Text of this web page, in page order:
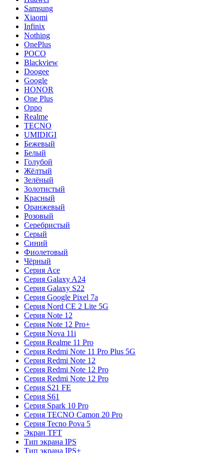
Samsung
Xiaomi
Infinix
Nothing
OnePlus
POCO
Blackview
Doogee
Google
HONOR
One Plus
Oppo
Realme
TECNO
UMIDIGI
Бежевый
Белый
Голубой
Жёлтый
Зелёный
Золотистый
Красный
Оранжевый
Розовый
Серебристый
Серый
Синий
Фиолетовый
Чёрный
Серия Ace
Серия Galaxy A24
Серия Galaxy S22
Серия Google Pixel 7a
Серия Nord CE 2 Lite 5G
Серия Note 12
Серия Note 12 Pro+
Серия Nova 11i
Серия Realme 11 Pro
Серия Redmi Note 11 Pro Plus 5G
Серия Redmi Note 12
Серия Redmi Note 12 Pro
Серия Redmi Note 12 Pro
Серия S21 FE
Серия S61
Серия Spark 10 Pro
Серия TECNO Camon 20 Pro
Серия Tecno Pova 5
Экран TFT
Тип экрана IPS
Тип экрана IPS+